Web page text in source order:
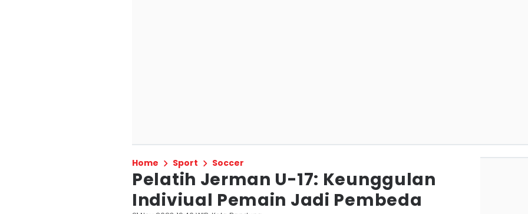
Home Sport Soccer
Pelatih Jerman U-17: Keunggulan
Indiviual Pemain Jadi Pembeda